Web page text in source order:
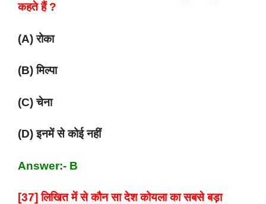
कहते हैं ?
(A) रोका
(B) मिल्पा
(C) चेना
(D) इनमें से कोई नहीं
Answer:- B
[37] लिखित में से कौन सा देश कोयला का सबसे बड़ा